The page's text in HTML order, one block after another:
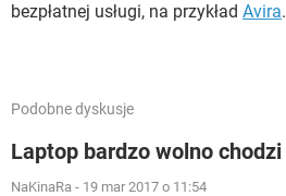
bezpłatnej usługi, na przykład Avira.
Podobne dyskusje
Laptop bardzo wolno chodzi
NaKinaRa - 19 mar 2017 o 11:54